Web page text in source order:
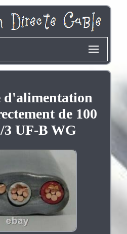
d'alimentation
de 100
3 UF-B WG